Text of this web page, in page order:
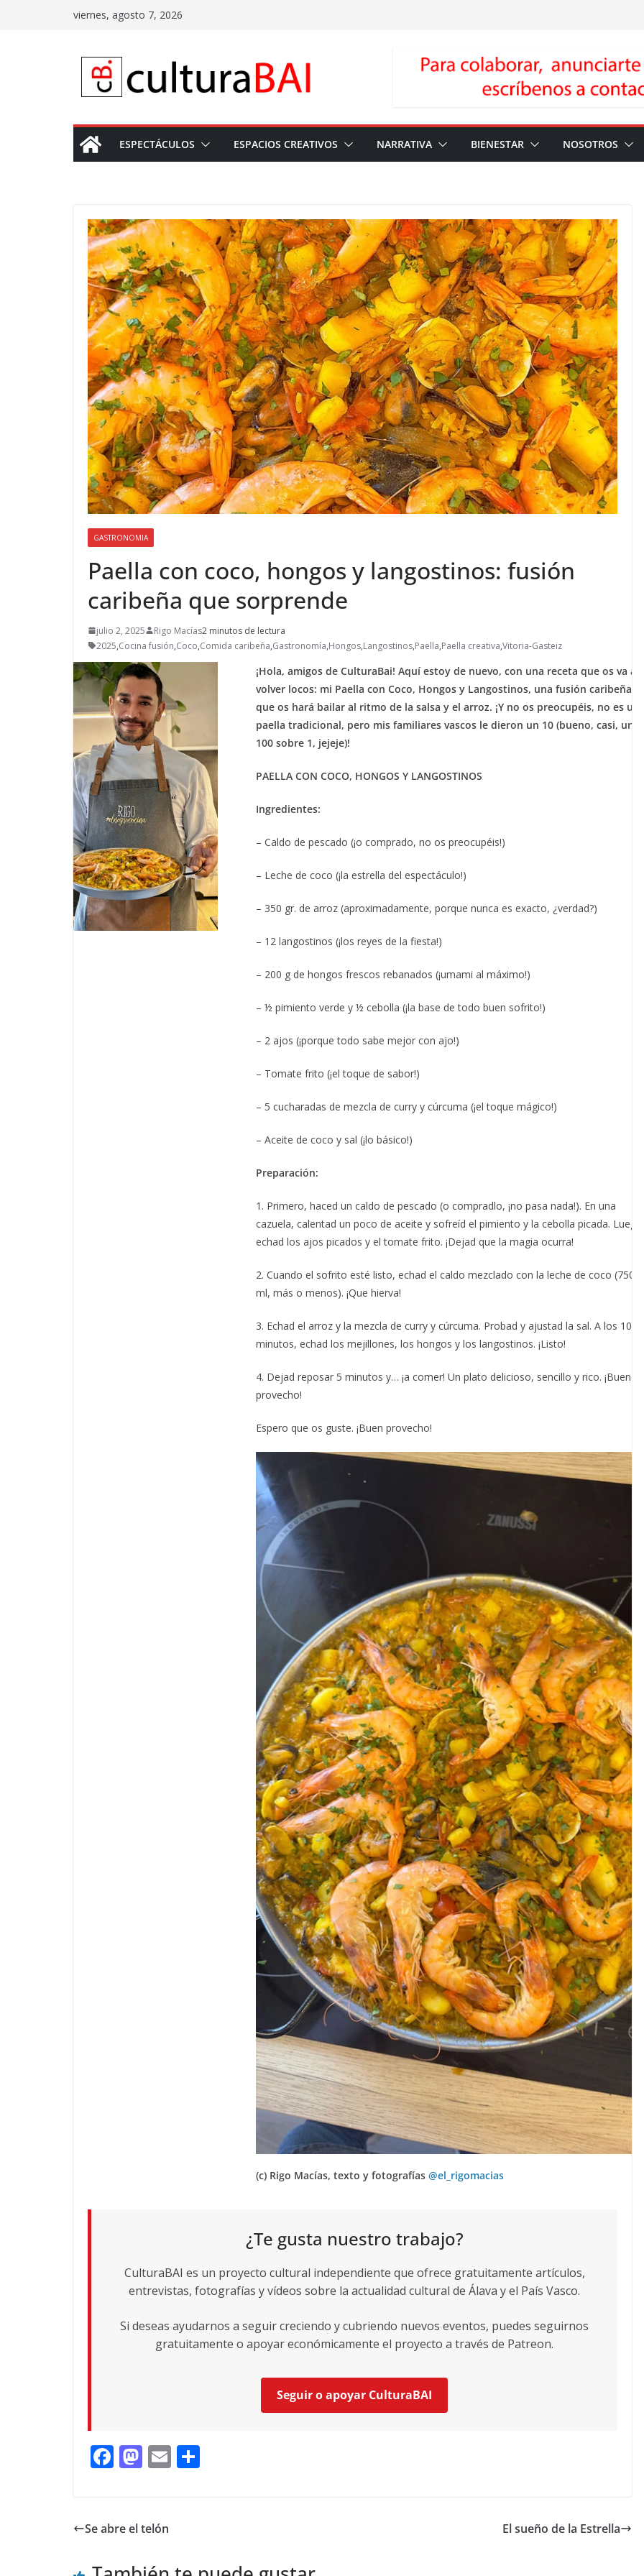
viernes, agosto 7, 2026
ESPECTÁCULOS ESPACIOS CREATIVOS NARRATIVA BIENESTAR NOSOTROS
GASTRONOMIA
Paella con coco, hongos y langostinos: fusión
caribeña que sorprende
julio 2, 2025 Rigo Macías2 minutos de lectura
2025,Cocina fusión,Coco,Comida caribeña,Gastronomía,Hongos,Langostinos,Paella,Paella creativa,Vitoria-Gasteiz
¡Hola, amigos de CulturaBai! Aquí estoy de nuevo, con una receta que os va a
volver locos: mi Paella con Coco, Hongos y Langostinos, una fusión caribeña
que os hará bailar al ritmo de la salsa y el arroz. ¡Y no os preocupéis, no es
paella tradicional, pero mis familiares vascos le dieron un 10 (bueno, casi, un
100 sobre 1, jejeje)!
PAELLA CON COCO, HONGOS Y LANGOSTINOS
Ingredientes:
– Caldo de pescado (¡o comprado, no os preocupéis!)
– Leche de coco (¡la estrella del espectáculo!)
– 350 gr. de arroz (aproximadamente, porque nunca es exacto, ¿verdad?)
– 12 langostinos (¡los reyes de la fiesta!)
– 200 g de hongos frescos rebanados (¡umami al máximo!)
– ½ pimiento verde y ½ cebolla (¡la base de todo buen sofrito!)
– 2 ajos (¡porque todo sabe mejor con ajo!)
– Tomate frito (¡el toque de sabor!)
– 5 cucharadas de mezcla de curry y cúrcuma (¡el toque mágico!)
– Aceite de coco y sal (¡lo básico!)
Preparación:
1. Primero, haced un caldo de pescado (o compradlo, ¡no pasa nada!). En una
cazuela, calentad un poco de aceite y sofreíd el pimiento y la cebolla picada.
echad los ajos picados y el tomate frito. ¡Dejad que la magia ocurra!
2. Cuando el sofrito esté listo, echad el caldo mezclado con la leche de coco (750
ml, más o menos). ¡Que hierva!
3. Echad el arroz y la mezcla de curry y cúrcuma. Probad y ajustad la sal. A los 10
minutos, echad los mejillones, los hongos y los langostinos. ¡Listo!
4. Dejad reposar 5 minutos y… ¡a comer! Un plato delicioso, sencillo y rico. ¡Buen
provecho!
Espero que os guste. ¡Buen provecho!
(c) Rigo Macías, texto y fotografías @el_rigomacias
¿Te gusta nuestro trabajo?
CulturaBAI es un proyecto cultural independiente que ofrece gratuitamente artículos,
entrevistas, fotografías y vídeos sobre la actualidad cultural de Álava y el País Vasco.
Si deseas ayudarnos a seguir creciendo y cubriendo nuevos eventos, puedes seguirnos
gratuitamente o apoyar económicamente el proyecto a través de Patreon.
Seguir o apoyar CulturaBAI
F
b
M
d
E
Se abre el telón El sueño de la Estrella